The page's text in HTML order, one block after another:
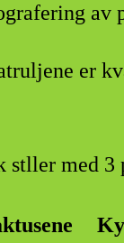
av
er
stller med